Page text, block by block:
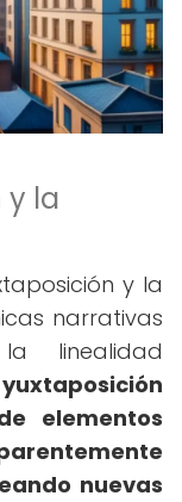
y la
y la
narrativas
linealidad
yuxtaposición
elementos
nuevas